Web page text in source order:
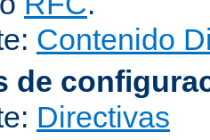
Contenido
de
Directivas